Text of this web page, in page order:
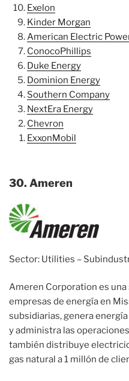
Exelon
Kinder Morgan
American Electric
ConocoPhillips
Duke Energy
Dominion Energy
Southern Company
NextEra Energy
Chevron
ExxonMobil
30. Ameren
Sector: Utilities –
Ameren Corporation es
empresas de energía en
subsidiarias, genera
y administra las
también distribuye
gas natural a 1 millón de